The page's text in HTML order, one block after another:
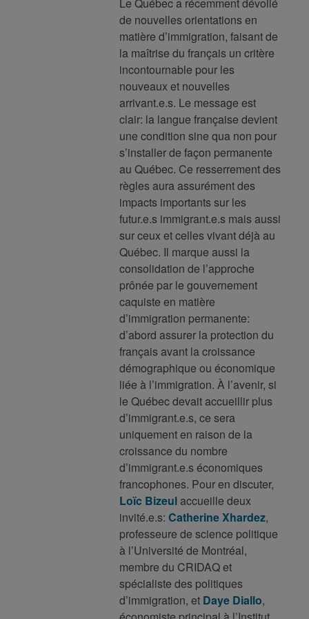
de nouvelles orientations en
matière d’immigration, faisant de
la maîtrise du français un critère
incontournable pour les
nouveaux et nouvelles
arrivant.e.s. Le message est
clair: la langue française devient
une condition sine qua non pour
s’installer de façon permanente
au Québec. Ce resserrement des
règles aura assurément des
impacts importants sur les
futur.e.s immigrant.e.s mais aussi
sur ceux et celles vivant déjà au
Québec. Il marque aussi la
consolidation de l’approche
prônée par le gouvernement
caquiste en matière
d’immigration permanente:
d’abord assurer la protection du
français avant la croissance
démographique ou économique
liée à l’immigration. À l’avenir, si
le Québec devait accueillir plus
d’immigrant.e.s, ce sera
uniquement en raison de la
croissance du nombre
d’immigrant.e.s économiques
francophones. Pour en discuter,
Loïc Bizeulaccueille deux
invité.e.s: Catherine Xhardez,
professeure de science politique
à l’Université de Montréal,
membre du CRIDAQ et
spécialiste des politiques
d’immigration, et Daye Diallo,